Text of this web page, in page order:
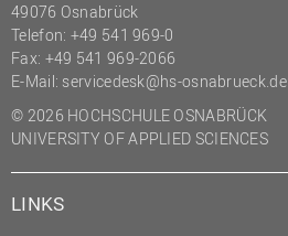
49076 Osnabrück
Telefon: +49 541 969-0
Fax: +49 541 969-2066
E-Mail: servicedesk@hs-osnabrueck.de
© 2026 HOCHSCHULE OSNABRÜCK
UNIVERSITY OF APPLIED SCIENCES
LINKS